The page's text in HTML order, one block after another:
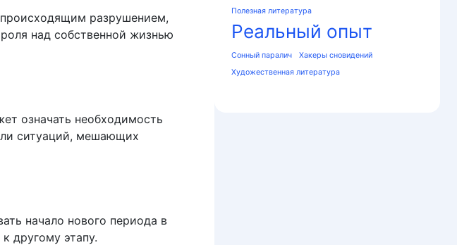
разрушением,
над собственной жизнью
означать необходимость
ситуаций, мешающих
начало нового периода в
другому этапу.
Полезная литература
Реальный опыт
Сонный паралич
Хакеры сновидений
Художественная литература